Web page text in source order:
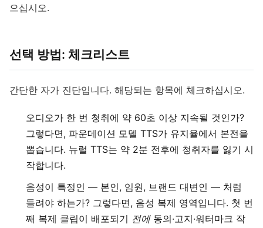
으십시오.
선택 방법: 체크리스트
간단한 자가 진단입니다. 해당되는 항목에 체크하십시오.
오디오가 한 번 청취에 약 60초 이상 지속될 것인가?
그렇다면, 파운데이션 모델 TTS가 유지율에서 본전을
뽑습니다. 뉴럴 TTS는 약 2분 전후에 청취자를 잃기 시
작합니다.
음성이 특정인 — 본인, 임원, 브랜드 대변인 — 처럼
들려야 하는가? 그렇다면, 음성 복제 영역입니다. 첫 번
째 복제 클립이 배포되기 전에동의·고지·워터마크 작